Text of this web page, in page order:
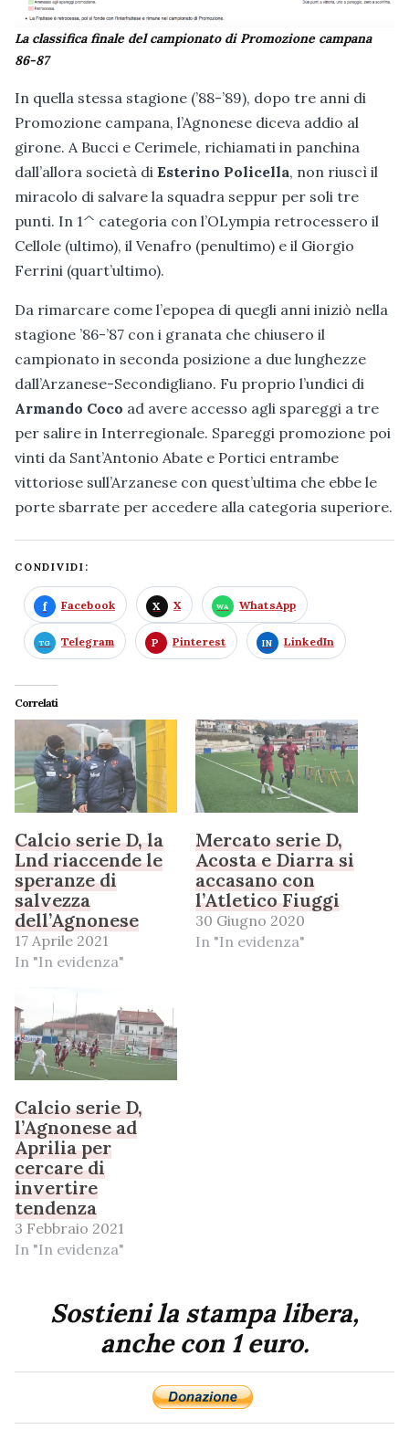
La classifica finale del campionato di Promozione campana
86-87
In quella stessa stagione (’88-’89), dopo tre anni di
Promozione campana, l’Agnonese diceva addio al
girone. A Bucci e Cerimele, richiamati in panchina
dall’allora società di Esterino Policella, non riuscì il
miracolo di salvare la squadra seppur per soli tre
punti. In 1^ categoria con l’OLympia retrocessero il
Cellole (ultimo), il Venafro (penultimo) e il Giorgio
Ferrini (quart’ultimo).
Da rimarcare come l’epopea di quegli anni iniziò nella
stagione ’86-’87 con i granata che chiusero il
campionato in seconda posizione a due lunghezze
dall’Arzanese-Secondigliano. Fu proprio l’undici di
Armando Coco ad avere accesso agli spareggi a tre
per salire in Interregionale. Spareggi promozione poi
vinti da Sant’Antonio Abate e Portici entrambe
vittoriose sull’Arzanese con quest’ultima che ebbe le
porte sbarrate per accedere alla categoria superiore.
CONDIVIDI:
Facebook X WhatsApp
Telegram Pinterest LinkedIn
Correlati
Calcio serie D, la
Lnd riaccende le
speranze di
salvezza
dell’Agnonese
17 Aprile 2021
In "In evidenza"
Mercato serie D,
Acosta e Diarra si
accasano con
l’Atletico Fiuggi
30 Giugno 2020
In "In evidenza"
Calcio serie D,
l’Agnonese ad
Aprilia per
cercare di
invertire
tendenza
3 Febbraio 2021
In "In evidenza"
Sostieni la stampa libera,
anche con 1 euro.